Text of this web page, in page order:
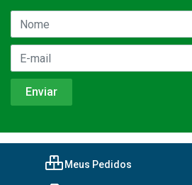
Meus Pedidos